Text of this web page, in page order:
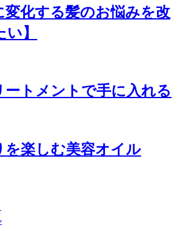
変化する髪のお悩みを改
】
ートメントで手に入れる
を楽しむ美容オイル